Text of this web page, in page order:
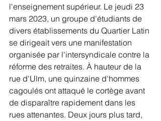
l'enseignement supérieur. Le jeudi 23
mars 2023, un groupe d'étudiants de
divers établissements du Quartier Latin
se dirigeait vers une manifestation
organisée par l'intersyndicale contre la
réforme des retraites. À hauteur de la
rue d'Ulm, une quinzaine d'hommes
cagoulés ont attaqué le cortège avant
de disparaître rapidement dans les
rues attenantes. Deux jours plus tard,